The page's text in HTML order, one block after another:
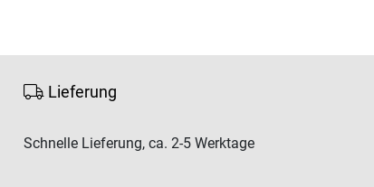
Lieferung
Schnelle Lieferung, ca. 2-5 Werktage